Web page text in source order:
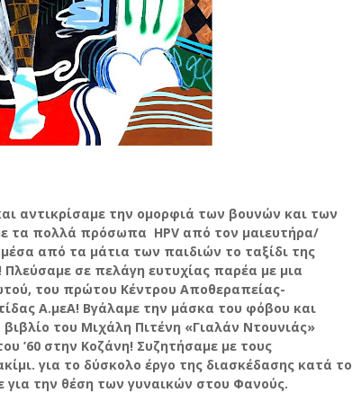
αντικρίσαμε την ομορφιά των βουνών και των
τα πολλά πρόσωπα HPV από τον μαιευτήρα/
από τα μάτια των παιδιών το ταξίδι της
σε πελάγη ευτυχίας παρέα με μια
του πρώτου Κέντρου Αποθεραπείας-
Α.μεΑ! Βγάλαμε την μάσκα του φόβου και
του Μιχάλη Πιτένη «Γιαλάν Ντουνιάς»
’60 στην Κοζάνη! Συζητήσαμε με τους
για το δύσκολο έργο της διασκέδασης κατά το
την θέση των γυναικών στου Φανούς.